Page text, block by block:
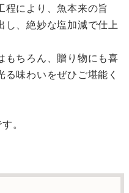
程により、魚本来の旨
し、絶妙な塩加減で仕上
もちろん、贈り物にも喜
味わいをぜひご堪能く
。